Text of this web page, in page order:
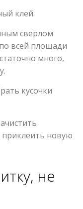
клей.
сверлом
всей площади
много,
кусочки
новую
не